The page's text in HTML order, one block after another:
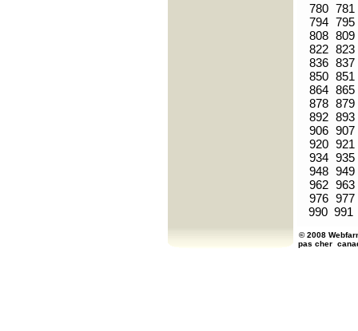
780 781
794 795
808 809
822 823
836 837
850 851
864 865
878 879
892 893
906 907
920 921
934 935
948 949
962 963
976 977
990 991
© 2008
pas cher